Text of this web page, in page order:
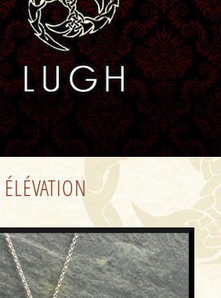
ÉLÉVATION